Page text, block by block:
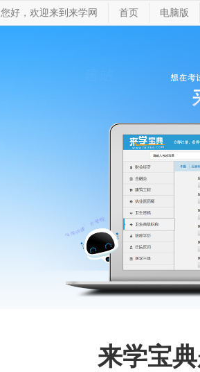
您好，欢迎来到来学网 首页 电脑版
来学宝